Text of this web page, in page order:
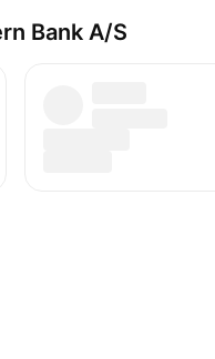
Bank A/S